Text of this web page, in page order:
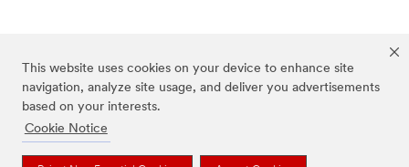
This website uses cookies on your device to enhance site
navigation, analyze site usage, and deliver you advertisements
based on your interests.
Cookie Notice